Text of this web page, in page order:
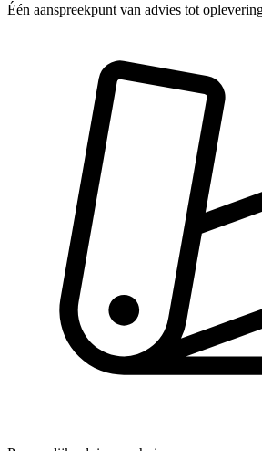
Één aanspreekpunt van advies tot